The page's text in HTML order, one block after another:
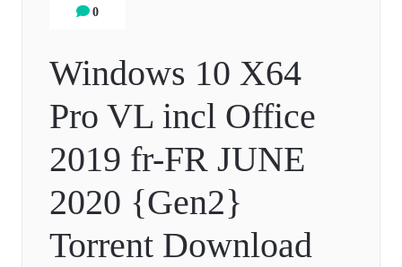
0
Windows 10 X64
Pro VL incl Office
2019 fr-FR JUNE
2020 {Gen2}
Torrent Download